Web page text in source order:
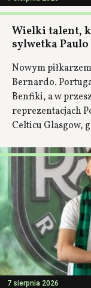
Wielki talent,
sylwetka
Nowym
Bernardo.
Benfiki, a w
reprezentacjach
Celticu Glasgow,
7 sierpnia 2026